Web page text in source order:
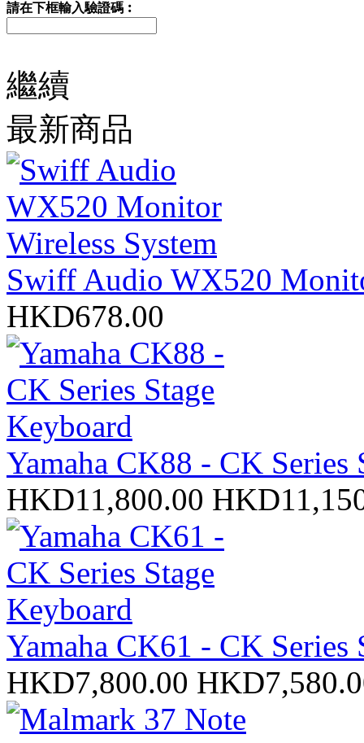
請在下框輸入驗證碼︰
繼續
最新商品
Swiff Audio WX520
HKD678.00
Yamaha CK88 - CK Series
HKD11,800.00
Yamaha CK61 - CK Series
HKD7,800.00